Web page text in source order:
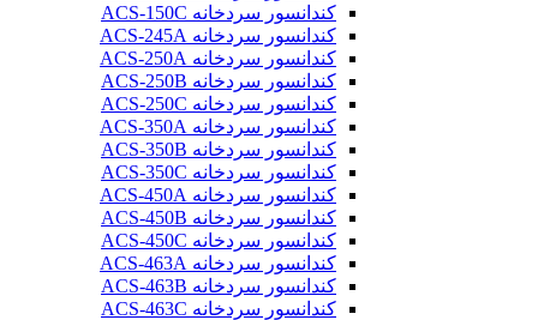
کندانسور سردخانه ACS-150C
کندانسور سردخانه ACS-245A
کندانسور سردخانه ACS-250A
کندانسور سردخانه ACS-250B
کندانسور سردخانه ACS-250C
کندانسور سردخانه ACS-350A
کندانسور سردخانه ACS-350B
کندانسور سردخانه ACS-350C
کندانسور سردخانه ACS-450A
کندانسور سردخانه ACS-450B
کندانسور سردخانه ACS-450C
کندانسور سردخانه ACS-463A
کندانسور سردخانه ACS-463B
کندانسور سردخانه ACS-463C